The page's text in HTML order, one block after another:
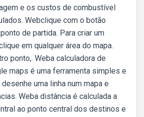
e os custos de combustível
Webclique com o botão
de partida. Para criar um
em qualquer área do mapa.
ponto,. Weba calculadora de
maps é uma ferramenta simples e
uma linha num mapa e
Weba distância é calculada a
ao ponto central dos destinos e